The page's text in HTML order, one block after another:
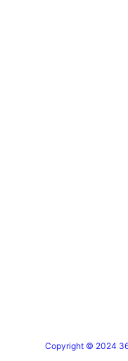
Copyright © 2024